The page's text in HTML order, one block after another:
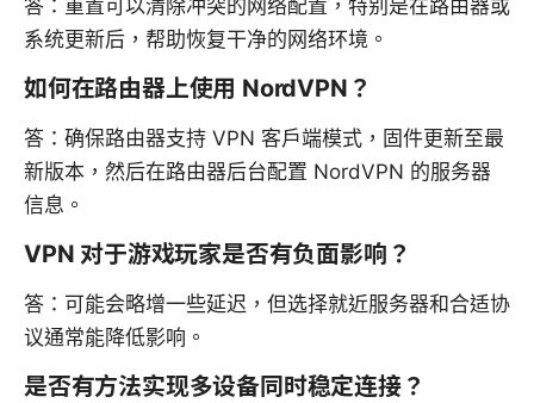
答：重置可以清除冲突的网络配置，特别是在路由器或
系统更新后，帮助恢复干净的网络环境。
如何在路由器上使用 NordVPN？
答：确保路由器支持 VPN 客户端模式，固件更新至最
新版本，然后在路由器后台配置 NordVPN 的服务器
信息。
VPN 对于游戏玩家是否有负面影响？
答：可能会略增一些延迟，但选择就近服务器和合适协
议通常能降低影响。
是否有方法实现多设备同时稳定连接？